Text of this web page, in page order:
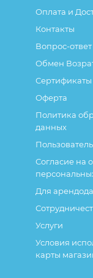
Оплата и
Контакты
Вопрос-ответ
Обмен
Оферта
Политика
данных
Согласие на
Для
Услуги
Условия
карты